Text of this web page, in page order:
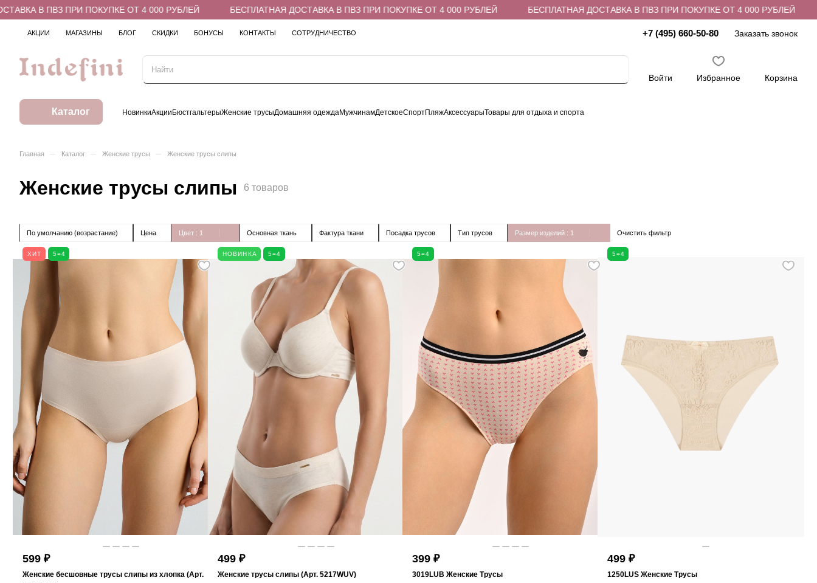
В ПВЗ ПРИ ПОКУПКЕ ОТ 4 000 РУБЛЕЙ БЕСПЛАТНАЯ ДОСТАВКА В ПВЗ ПРИ ПОКУПКЕ ОТ 4 000 РУБЛЕЙ БЕСПЛАТНАЯ ДОСТАВКА В ПВЗ ПРИ ПОКУПКЕ ОТ 4 000 РУБЛЕЙ
АКЦИИ МАГАЗИНЫ БЛОГ СКИДКИ БОНУСЫ КОНТАКТЫ СОТРУДНИЧЕСТВО +7 (495) 660-50-80 Заказать звонок
Войти Избранное Корзина
Каталог НовинкиАкцииБюстгальтерыЖенские трусыДомашняя одеждаМужчинамДетскоеСпортПляжАксессуарыТовары для отдыха и спорта
Главная – Каталог – Женские трусы – Женские трусы слипы
Женские трусы слипы 6 товаров
По умолчанию (возрастание) Цена Цвет : 1 Основная ткань Фактура ткани Посадка трусов Тип трусов Размер изделий : 1 Очистить фильтр
ХИТ 5=4
599 ₽
Женские бесшовные трусы слипы из хлопка (Арт.
НОВИНКА 5=4
499 ₽
Женские трусы слипы (Арт. 5217WUV)
5=4
399 ₽
3019LUB Женские Трусы
5=4
499 ₽
1250LUS Женские Трусы